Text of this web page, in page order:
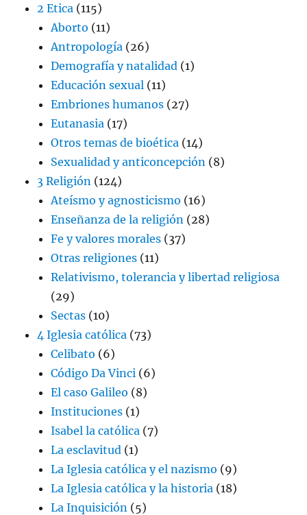
2 Etica (115)
Aborto (11)
Antropología (26)
Demografía y natalidad (1)
Educación sexual (11)
Embriones humanos (27)
Eutanasia (17)
Otros temas de bioética (14)
Sexualidad y anticoncepción (8)
3 Religión (124)
Ateísmo y agnosticismo (16)
Enseñanza de la religión (28)
Fe y valores morales (37)
Otras religiones (11)
Relativismo, tolerancia y libertad religiosa
(29)
Sectas (10)
4 Iglesia católica (73)
Celibato (6)
Código Da Vinci (6)
El caso Galileo (8)
Instituciones (1)
Isabel la católica (7)
La esclavitud (1)
La Iglesia católica y el nazismo (9)
La Iglesia católica y la historia (18)
La Inquisición (5)